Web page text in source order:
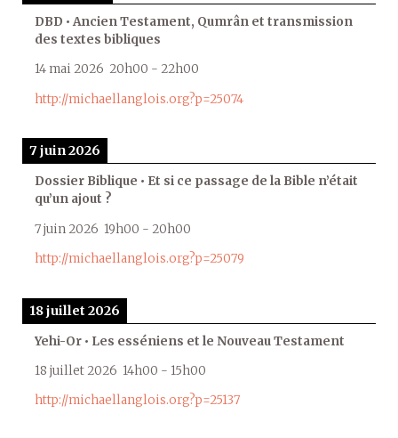
DBD • Ancien Testament, Qumrân et transmission
des textes bibliques
14 mai 2026 20h00 - 22h00
http://michaellanglois.org?p=25074
7 juin 2026
Dossier Biblique • Et si ce passage de la Bible n’était
qu’un ajout ?
7 juin 2026 19h00 - 20h00
http://michaellanglois.org?p=25079
18 juillet 2026
Yehi-Or • Les esséniens et le Nouveau Testament
18 juillet 2026 14h00 - 15h00
http://michaellanglois.org?p=25137